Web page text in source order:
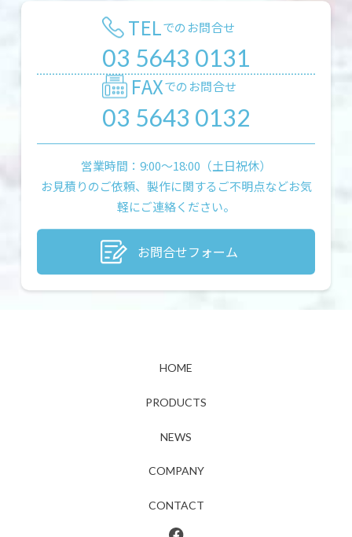
TELでのお問合せ
03 5643 0131
FAXでのお問合せ
03 5643 0132
営業時間：9:00〜18:00（土日祝休）
お見積りのご依頼、製作に関するご不明点などお気
軽にご連絡ください。
お問合せフォーム
HOME
PRODUCTS
NEWS
COMPANY
CONTACT